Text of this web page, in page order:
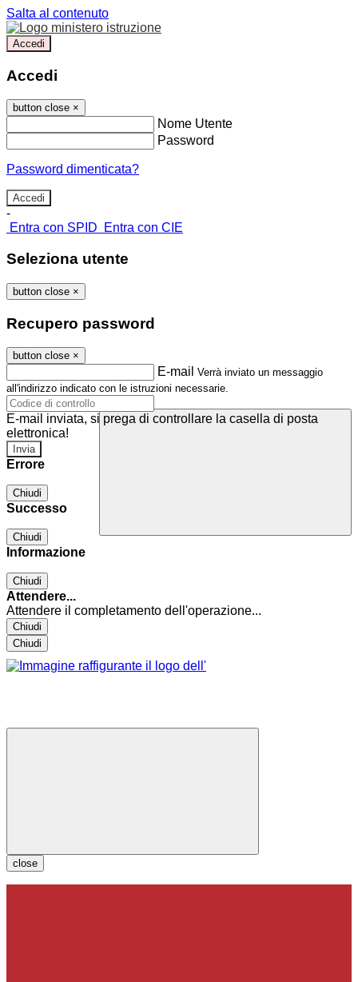
Salta al contenuto
Accedi
Accedi
button close ×
Nome Utente
Password
Password dimenticata?
-
Entra con SPID
Entra con CIE
Seleziona utente
button close ×
Recupero password
button close ×
E-mail Verrà inviato un messaggio
all'indirizzo indicato con le istruzioni necessarie.
E-mail inviata, si prega di controllare la casella di posta
elettronica!
Errore
Chiudi
Successo
Chiudi
Informazione
Chiudi
Attendere...
Attendere il completamento dell'operazione...
Chiudi
Chiudi
close